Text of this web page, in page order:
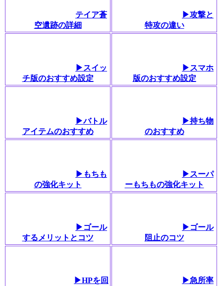
テイア蒼
空遺跡の詳細
▶攻撃と
特攻の違い
▶スイッ
チ版のおすすめ設定
▶スマホ
版のおすすめ設定
▶バトル
アイテムのおすすめ
▶持ち物
のおすすめ
▶もちも
の強化キット
▶スーパ
ーもちもの強化キット
▶ゴール
するメリットとコツ
▶ゴール
阻止のコツ
▶HPを回
▶急所率